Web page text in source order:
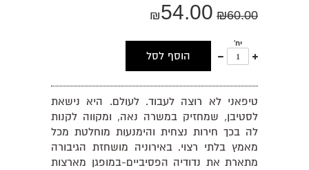
₪60.00
₪54.00
יח'
עוד
אחד
הוסף לסל
טיפאני לא רוצה לעבוד. לעולם. היא נישאת
לסטיבן, שמחזיק במשרה נאה, ומקווה לקנות
לה בכך חירות נצחית והימנעות מוחלטת מכל
מאמץ בלתי רצוי. באירוניה מושחזת הגיבורה
מתארת את נדודיה הפסיביים-במופגן מארצות